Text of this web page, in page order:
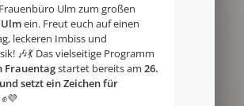
Ulm zum großen
ein. Freut euch auf einen
leckeren Imbiss und
🎶💃 Das vielseitige Programm
Frauentagstartet bereits am 26.
setzt ein Zeichen für
✊💜